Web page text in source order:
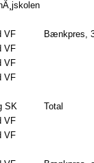
VF
Bænkpres,
VF
VF
VF
SK
Total
VF
VF